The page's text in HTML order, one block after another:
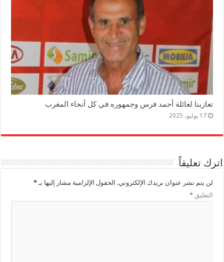
تعازينا لعائلة أحمد فرس وجمهوره في كل أنحاء المغرب
17 يوليو، 2025
اترك تعليقاً
لن يتم نشر عنوان بريدك الإلكتروني. الحقول الإلزامية مشار إليها بـ*
التعليق*